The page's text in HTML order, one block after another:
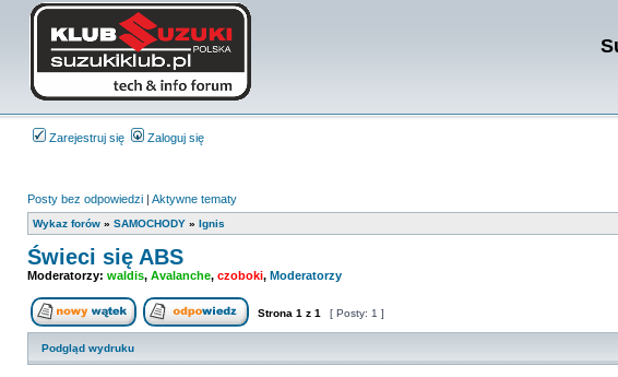
Zarejestruj się Zaloguj się
Posty bez odpowiedzi | Aktywne tematy
Wykaz forów » SAMOCHODY » Ignis
Świeci się ABS
Moderatorzy: waldis, Avalanche, czoboki, Moderatorzy
Nowy temat Odpowiedz w temacie
Strona 1 z 1 [ Posty: 1 ]
Podgląd wydruku